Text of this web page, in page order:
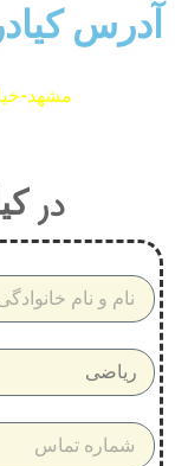
آدرس
مشهد-
در